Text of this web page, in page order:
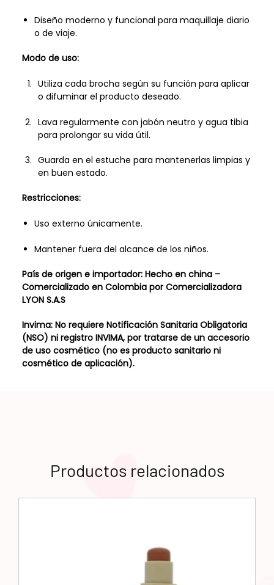
Diseño moderno y funcional para maquillaje diario
o de viaje.
Modo de uso:
Utiliza cada brocha según su función para aplicar
o difuminar el producto deseado.
Lava regularmente con jabón neutro y agua tibia
para prolongar su vida útil.
Guarda en el estuche para mantenerlas limpias y
en buen estado.
Restricciones:
Uso externo únicamente.
Mantener fuera del alcance de los niños.
País de origen e importador: Hecho en china –
Comercializado en Colombia por Comercializadora
LYON S.A.S
Invima: No requiere Notificación Sanitaria Obligatoria
(NSO) ni registro INVIMA, por tratarse de un accesorio
de uso cosmético (no es producto sanitario ni
cosmético de aplicación).
Productos relacionados